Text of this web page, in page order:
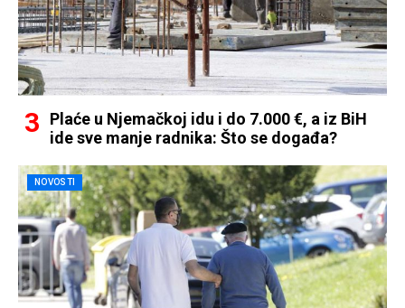
Plaće u Njemačkoj idu i do 7.000 €, a iz BiH
ide sve manje radnika: Što se događa?
NOVOSTI